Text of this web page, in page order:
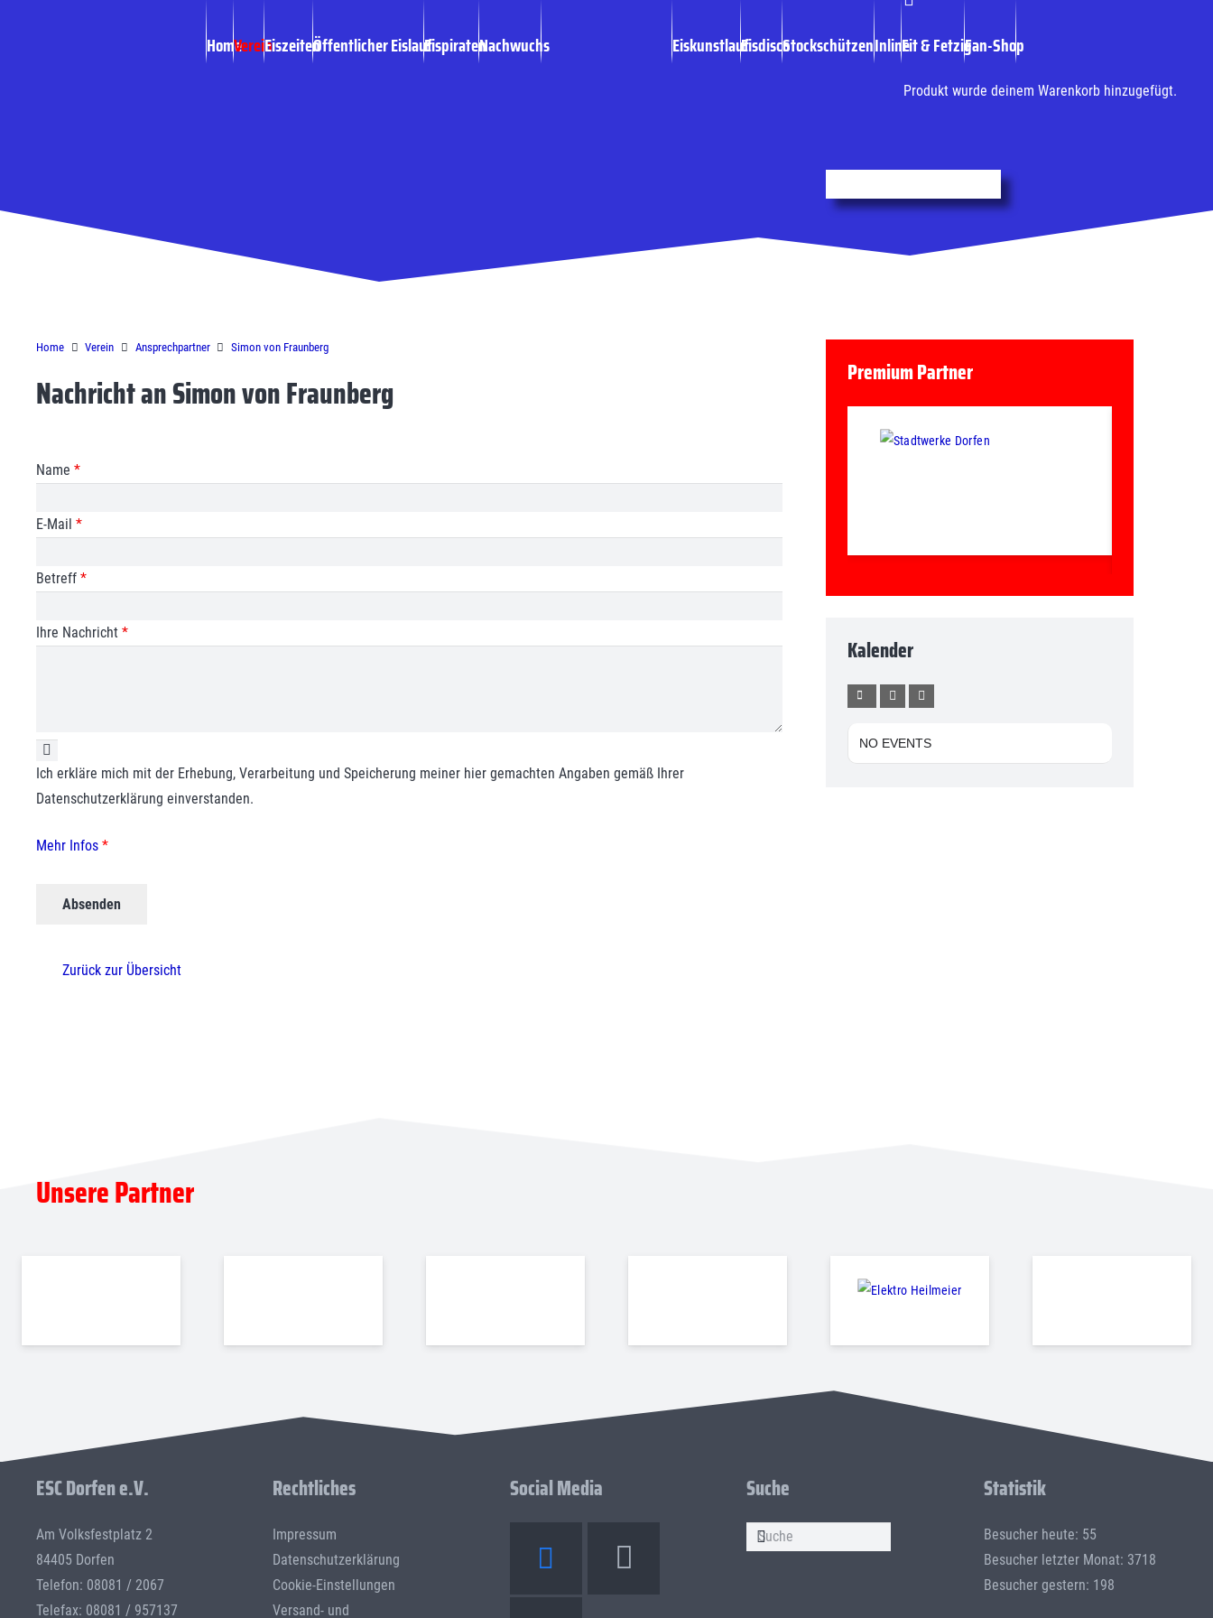
EiskunstlaufEisdiscoStockschützenInlineFit & FetzigFan-Shop
HomeVereinEiszeitenÖffentlicher EislaufEispiratenNachwuchs
Produkt wurde deinem Warenkorb hinzugefügt.
Home Verein Ansprechpartner Simon von Fraunberg
Nachricht an Simon von Fraunberg
Name *
E-Mail *
Betreff *
Ihre Nachricht *
Ich erkläre mich mit der Erhebung, Verarbeitung und Speicherung meiner hier gemachten Angaben gemäß Ihrer
Datenschutzerklärung einverstanden.
Mehr Infos *
Zurück zur Übersicht
Premium Partner
Kalender
NO EVENTS
Unsere Partner
ESC Dorfen e.V.
Am Volksfestplatz 2
84405 Dorfen
Telefon: 08081 / 2067
Telefax: 08081 / 957137
Rechtliches
Impressum
Datenschutzerklärung
Cookie-Einstellungen
Versand- und
Social Media Suche Statistik
Besucher heute: 55
Besucher letzter Monat: 3718
Besucher gestern: 198